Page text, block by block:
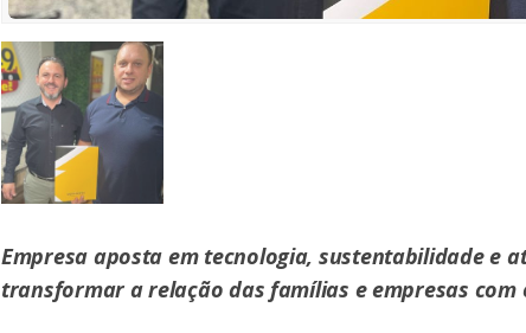
Empresa aposta em tecnologia, sustentabilidade e
transformar a relação das famílias e empresas com